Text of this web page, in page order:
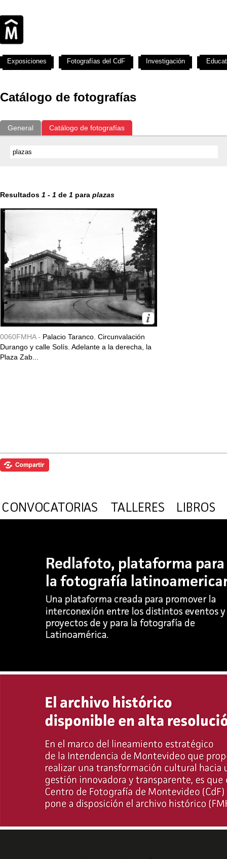
Catálogo de fotografías
General Catálogo de fotografías
Resultados 1 - 1 de 1 para plazas
0060FMHA - Palacio Taranco. Circunvalación
Durango y calle Solís. Adelante a la derecha, la
Plaza Zab...
Exposiciones Fotografías del CdF Investigación